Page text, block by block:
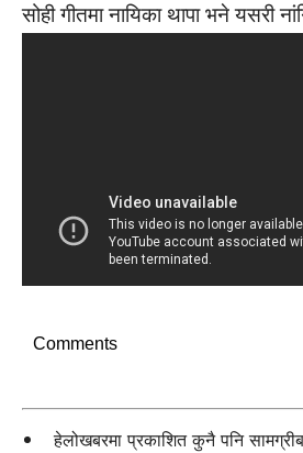
सोही गीतमा नायिका थापा भने यसरी
Comments
हेलोखबरमा प्रकाशित कुनै पनि